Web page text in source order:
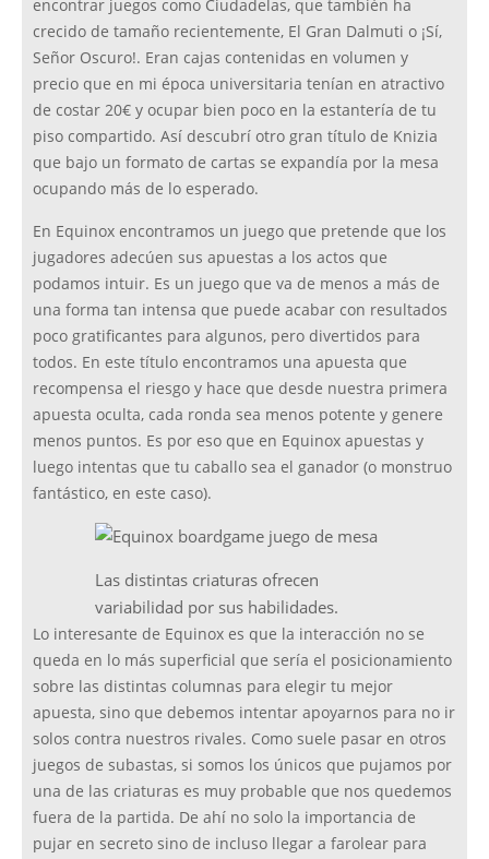
encontrar juegos como Ciudadelas, que también ha
crecido de tamaño recientemente, El Gran Dalmuti o ¡Sí,
Señor Oscuro!. Eran cajas contenidas en volumen y
precio que en mi época universitaria tenían en atractivo
de costar 20€ y ocupar bien poco en la estantería de tu
piso compartido. Así descubrí otro gran título de Knizia
que bajo un formato de cartas se expandía por la mesa
ocupando más de lo esperado.
En Equinox encontramos un juego que pretende que los
jugadores adecúen sus apuestas a los actos que
podamos intuir. Es un juego que va de menos a más de
una forma tan intensa que puede acabar con resultados
poco gratificantes para algunos, pero divertidos para
todos. En este título encontramos una apuesta que
recompensa el riesgo y hace que desde nuestra primera
apuesta oculta, cada ronda sea menos potente y genere
menos puntos. Es por eso que en Equinox apuestas y
luego intentas que tu caballo sea el ganador (o monstruo
fantástico, en este caso).
Las distintas criaturas ofrecen
variabilidad por sus habilidades.
Lo interesante de Equinox es que la interacción no se
queda en lo más superficial que sería el posicionamiento
sobre las distintas columnas para elegir tu mejor
apuesta, sino que debemos intentar apoyarnos para no ir
solos contra nuestros rivales. Como suele pasar en otros
juegos de subastas, si somos los únicos que pujamos por
una de las criaturas es muy probable que nos quedemos
fuera de la partida. De ahí no solo la importancia de
pujar en secreto sino de incluso llegar a farolear para